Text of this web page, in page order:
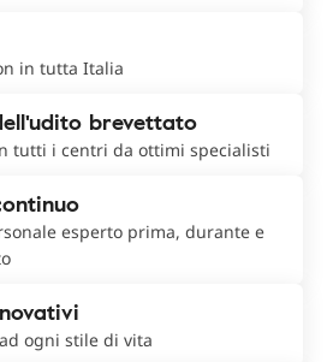
in tutta Italia
brevettato
tutti i centri da ottimi specialisti
esperto prima, durante e
ogni stile di vita